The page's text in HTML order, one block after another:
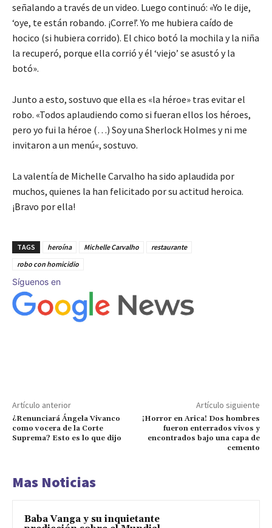
señalando a través de un video. Luego continuó: «Yo le dije,
‘oye, te están robando. ¡Corre!’. Yo me hubiera caído de
hocico (si hubiera corrido). El chico botó la mochila y la niña
la recuperó, porque ella corrió y él ‘viejo’ se asustó y la
botó».
Junto a esto, sostuvo que ella es «la héroe» tras evitar el
robo. «Todos aplaudiendo como si fueran ellos los héroes,
pero yo fui la héroe (…) Soy una Sherlock Holmes y ni me
invitaron a un menú«, sostuvo.
La valentía de Michelle Carvalho ha sido aplaudida por
muchos, quienes la han felicitado por su actitud heroica.
¡Bravo por ella!
TAGS heroína Michelle Carvalho
restaurante
robo con homicidio
Síguenos en
Artículo anterior
¿Renunciará Ángela Vivanco
como vocera de la Corte
Suprema? Esto es lo que dijo
Artículo siguiente
¡Horror en Arica! Dos hombres
fueron enterrados vivos y
encontrados bajo una capa de
cemento
Mas Noticias
Baba Vanga y su inquietante